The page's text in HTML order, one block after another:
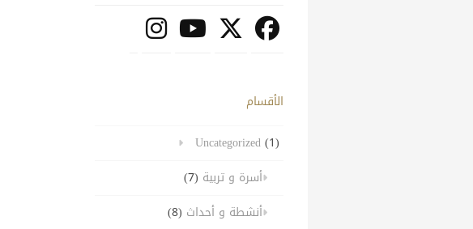
الأقسام
Uncategorized(1)
أسرة و تربية (7)
أنشطة و أحداث (8)